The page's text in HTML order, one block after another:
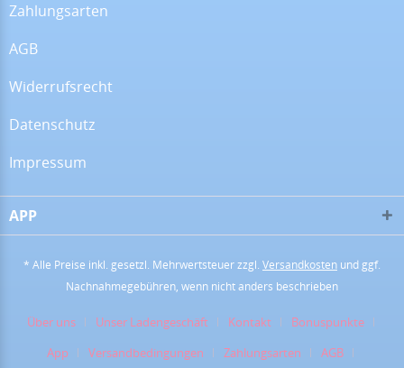
16.07.26
16.06.26
Zahlungsarten
AGB
Widerrufsrecht
Datenschutz
Impressum
APP
* Alle Preise inkl. gesetzl. Mehrwertsteuer zzgl. Versandkosten und ggf.
Nachnahmegebühren, wenn nicht anders beschrieben
Über uns Unser Ladengeschäft Kontakt
Bonuspunkte
App
Versandbedingungen Zahlungsarten AGB